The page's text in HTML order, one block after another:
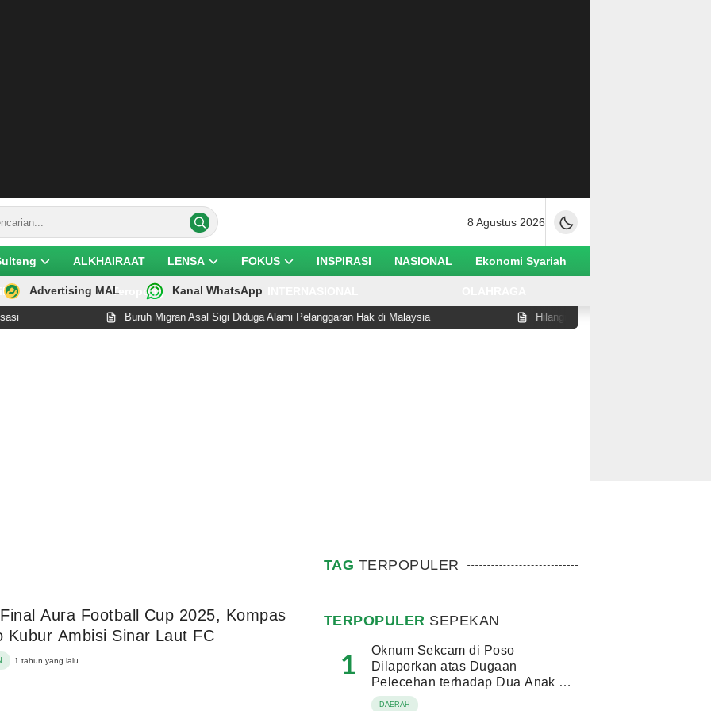
8 Agustus 2026
ALKHAIRAAT LENSA FOKUS INSPIRASI NASIONAL Ekonomi Syariah
Teropong
Advertising MAL Kanal WhatsApp
Buruh Migran Asal Sigi Diduga Alami Pelanggaran Hak di Malaysia Hilangnya Orang Shaleh
Aura Football Cup 2025, Kompas
Kubur Ambisi Sinar Laut FC
1 tahun yang lalu
TAG TERPOPULER
TERPOPULER SEPEKAN
1
Oknum Sekcam di Poso
Dilaporkan atas Dugaan
Pelecehan terhadap Dua Anak di
Bawah Umur
DAERAH